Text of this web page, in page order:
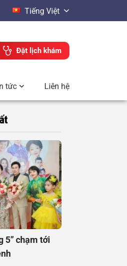
Tiếng Việt
Đặt lịch khám
tức Liên hệ
5” chạm tới